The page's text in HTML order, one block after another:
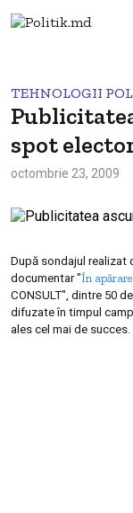
TEHNOLOGII
spot
octombrie 23, 2009
După sondajul realizat
documentar "În
CONSULT", dintre 50
difuzate în timpul
ales cel mai de succes.